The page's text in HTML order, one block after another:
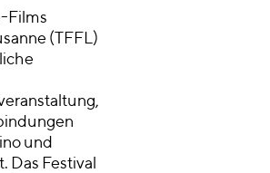
Films
(TFFL)
und
Das Festival